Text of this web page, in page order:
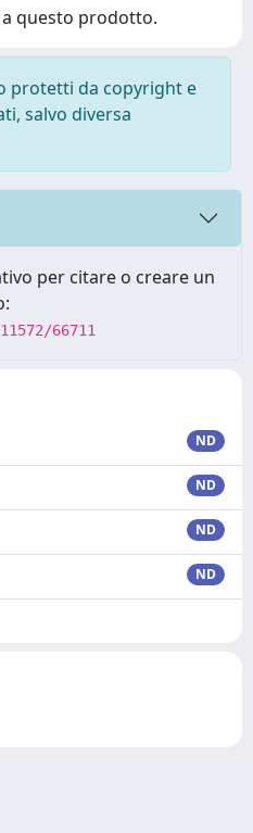
questo prodotto.
protetti da copyright e
salvo diversa
per citare o creare un
66711
ND
ND
ND
ND